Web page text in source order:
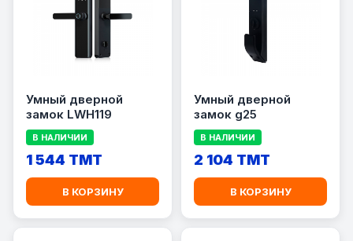
Умный дверной
замок LWH119
В НАЛИЧИИ
1 544 TMT
В КОРЗИНУ
Умный дверной
замок g25
В НАЛИЧИИ
2 104 TMT
В КОРЗИНУ